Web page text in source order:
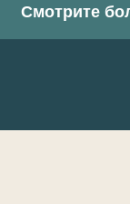
Смотрите